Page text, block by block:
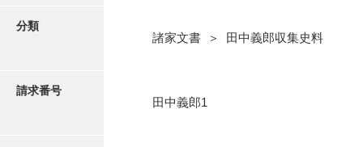
写真・絵はがき
近代刊行写真帳類
分類
諸家文書 ＞ 田中義郎収集史料
請求番号
田中義郎1